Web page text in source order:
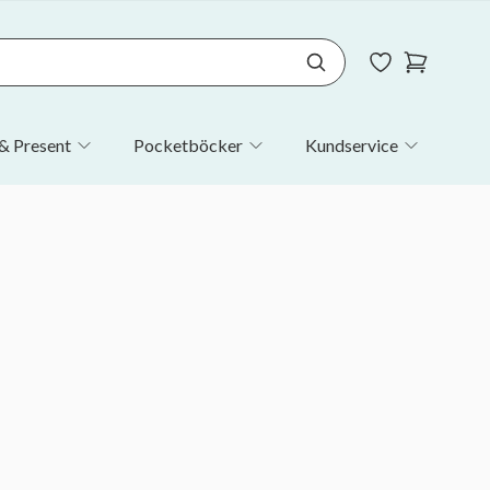
Present Pocketböcker Kundservice